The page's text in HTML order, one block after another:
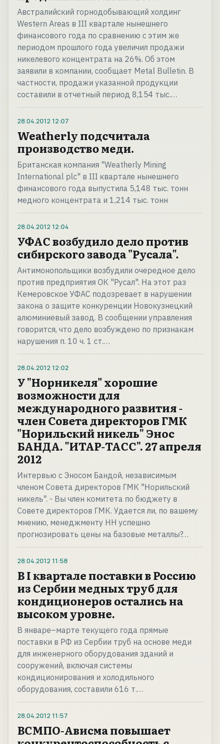
Австралийский горнодобывающий холдинг
Western Areas в III квартале нынешнего
финансового года по сравнению с этим же
периодом прошлого года увеличил продажи
никелевого концентрата на 26%. Об этом
заявили в компании, сообщает Metal Bulletin. В
частности, продажи указанной продукции
составили в отчетный период 8,154 тыс.…
28.04.2012 12:07
Weatherly подсчитала
производство меди.
Британская компания "Weatherly Mining
International plc" в III квартале нынешнего
финансового года выпустила 5,148 тыс. тонн
медного концентрата и 1,214 тыс. тонн
28.04.2012 12:04
УФАС возбудило дело против
сибирского завода "Русала".
Антимонопольщики возбудили очередное дело
против предприятия ОК "Русал". На этот раз
Кемеровское УФАС подозревает в нарушении
закона о защите конкуренции Новокузнецкий
алюминиевый завод. В сообщении управления
говорится, что дело возбуждено по признакам
нарушения п. 10 ч. 1 ст.…
28.04.2012 12:02
У "Норникеля" хорошие
возможности для
международного развития -
член Совета директоров ГМК
"Норильский никель" Энос
БАНДА. "ИТАР-ТАСС". 27 апреля
2012
Интервью с Эносом Бандой, независимым
членом Совета директоров ГМК "Норильский
никель". - Вы член комитета по бюджету в
Совете директоров ГМК. Удается ли, по вашему
мнению, менеджменту НН успешно
прогнозировать цены на базовые металлы?…
28.04.2012 11:58
В I квартале поставки в Россию
из Сербии медных труб для
кондиционеров остались на
высоком уровне.
В январе–марте текущего года прямые
поставки в РФ из Сербии труб на основе меди
для инженерного оборудования зданий и
сооружений, включая системы
кондиционирования и холодильного
оборудования, составили 616 т.…
28.04.2012 11:57
ВСМПО-Ависма повышает